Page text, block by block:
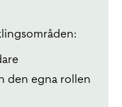
den egna rollen